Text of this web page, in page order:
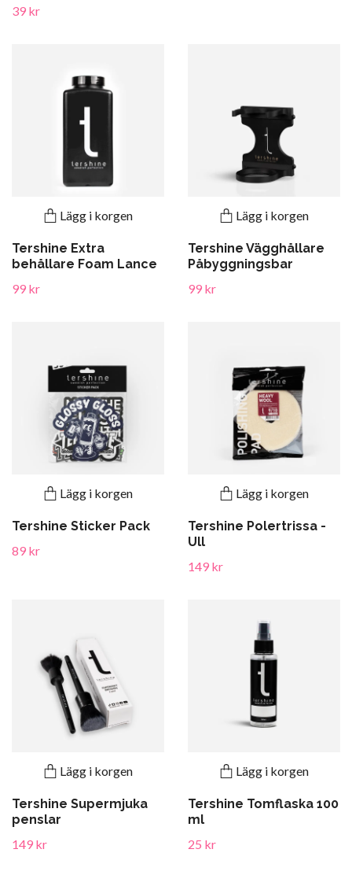
39 kr
Lägg i korgen
Tershine Extra
behållare Foam Lance
99 kr
Lägg i korgen
Tershine Vägghållare
Påbyggningsbar
99 kr
Lägg i korgen
Tershine Sticker Pack
89 kr
Lägg i korgen
Tershine Polertrissa -
Ull
149 kr
Lägg i korgen
Tershine Supermjuka
penslar
149 kr
Lägg i korgen
Tershine Tomflaska 100
ml
25 kr